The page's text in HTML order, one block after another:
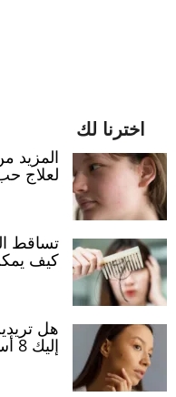
اخترنا لك
المزيد
لعلاج
تساقط
كيف
هل
إليك 8 أسرار للحصول على مظهر جذاب!